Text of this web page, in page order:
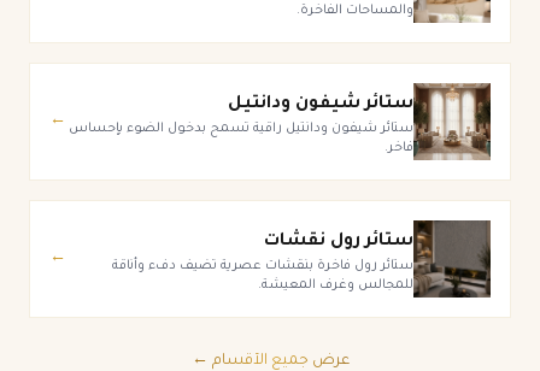
والمساحات الفاخرة.
ستائر شيفون ودانتيل
ستائر شيفون ودانتيل راقية تسمح بدخول الضوء بإحساس
فاخر.
←
ستائر رول نقشات
ستائر رول فاخرة بنقشات عصرية تضيف دفء وأناقة
للمجالس وغرف المعيشة.
←
عرض جميع الأقسام ←